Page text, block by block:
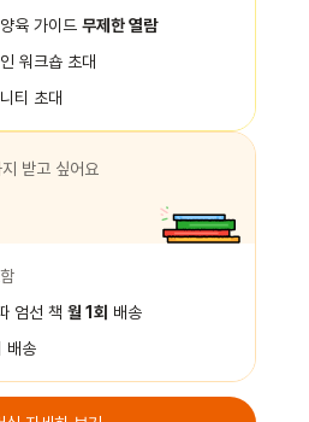
육 가이드 무제한 열람
워크숍 초대
티 초대
받고 싶어요
엄선 책 월 1회 배송
배송